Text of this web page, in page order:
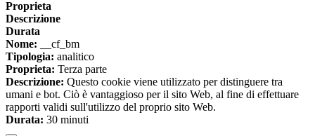
Proprieta
Descrizione
Durata
Nome: __cf_bm
Tipologia: analitico
Proprieta: Terza parte
Descrizione: Questo cookie viene utilizzato per distinguere tra
umani e bot. Ciò è vantaggioso per il sito Web, al fine di effettuare
rapporti validi sull'utilizzo del proprio sito Web.
Durata: 30 minuti